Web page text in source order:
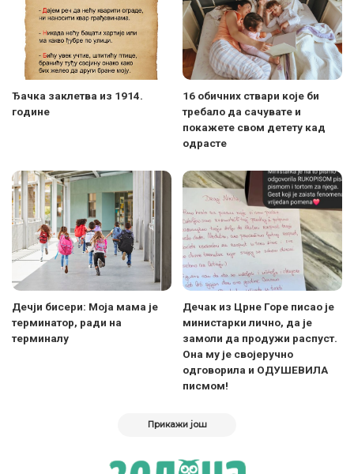
Ђачка заклетва из 1914.
године
16 обичних ствари које би
требало да сачувате и
покажете свом детету кад
одрасте
Дечји бисери: Моја мама је
терминатор, ради на
терминалу
Дечак из Црне Горе писао је
министарки лично, да је
замоли да продужи распуст.
Она му је својеручно
одговорила и ОДУШЕВИЛА
писмом!
Прикажи још